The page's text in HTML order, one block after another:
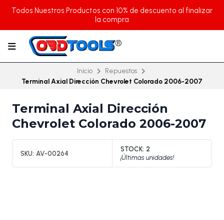
Todos Nuestros Productos con 10% de descuento al finalizar
la compra
Inicio
Repuestos
Terminal Axial Dirección Chevrolet Colorado 2006-2007
Terminal Axial Dirección
Chevrolet Colorado 2006-2007
SKU: AV-00264
STOCK: 2
¡Últimas unidades!